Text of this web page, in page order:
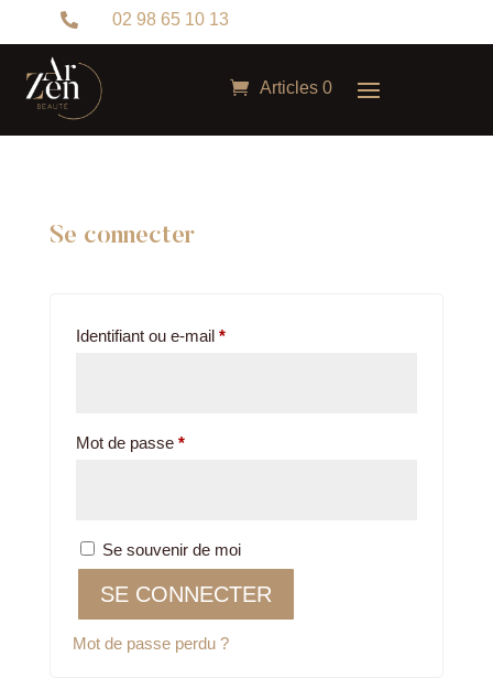
 02 98 65 10 13
Articles 0
Se connecter
Identifiant ou e-mail *Obligatoire
Mot de passe *Obligatoire
Se souvenir de moi
SE CONNECTER
Mot de passe perdu ?